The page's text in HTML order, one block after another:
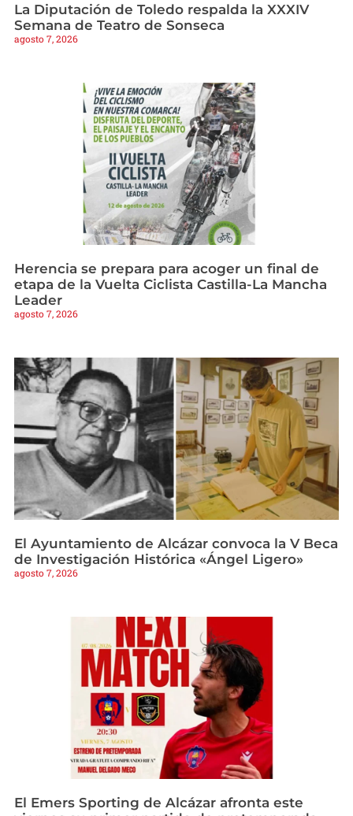
La Diputación de Toledo respalda la XXXIV
Semana de Teatro de Sonseca
agosto 7, 2026
Herencia se prepara para acoger un final de
etapa de la Vuelta Ciclista Castilla-La Mancha
Leader
agosto 7, 2026
El Ayuntamiento de Alcázar convoca la V Beca
de Investigación Histórica «Ángel Ligero»
agosto 7, 2026
El Emers Sporting de Alcázar afronta este